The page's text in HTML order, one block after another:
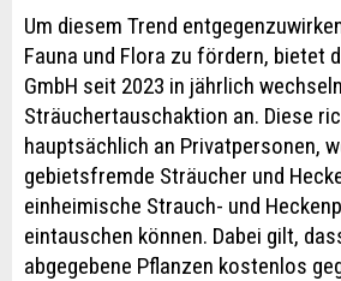
Um diesem Trend
Fauna und Flora zu fördern, bietet
GmbH seit 2023 in jährlich
Sträuchertauschaktion an. Diese
hauptsächlich an Privatpersonen,
gebietsfremde Sträucher und
einheimische Strauch- und
eintauschen können. Dabei gilt,
abgegebene Pflanzen kostenlos